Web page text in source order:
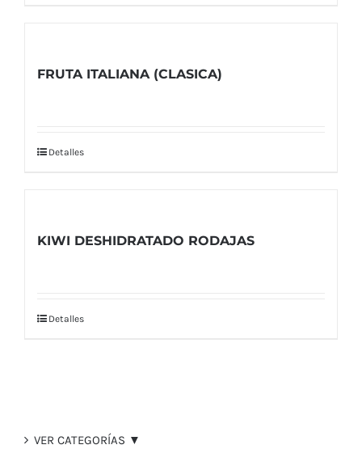
FRUTA ITALIANA (CLASICA)
Detalles
KIWI DESHIDRATADO RODAJAS
Detalles
VER CATEGORÍAS ▼